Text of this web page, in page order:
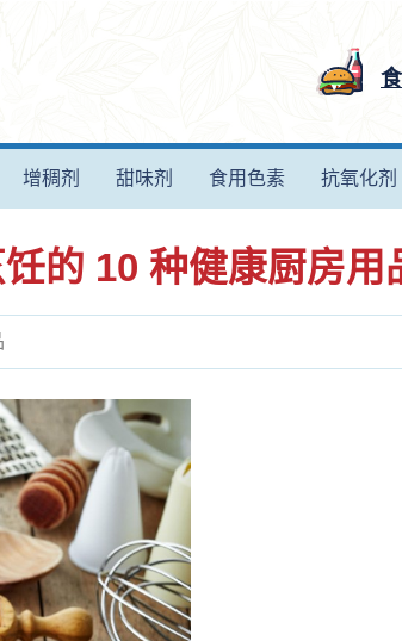
增稠剂 甜味剂 食用色素 抗氧化剂
的 10 种健康厨房用